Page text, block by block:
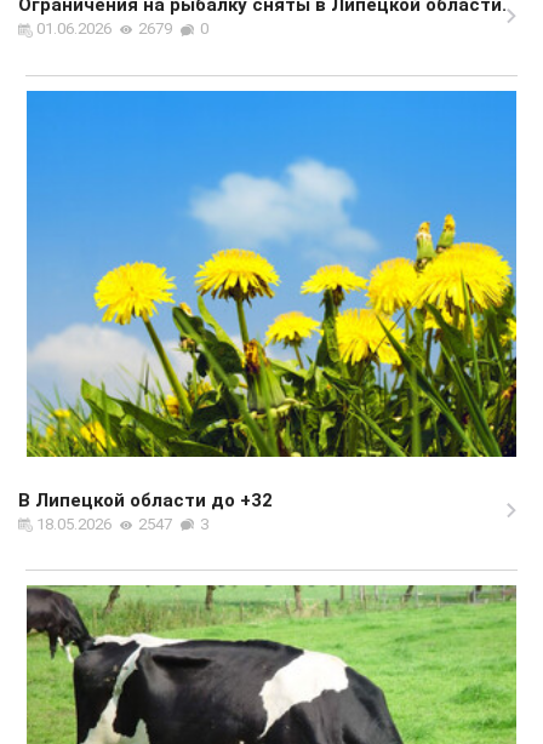
Ограничения на рыбалку сняты в Липецкой области.
01.06.2026 2679 0
В Липецкой области до +32
18.05.2026 2547 3